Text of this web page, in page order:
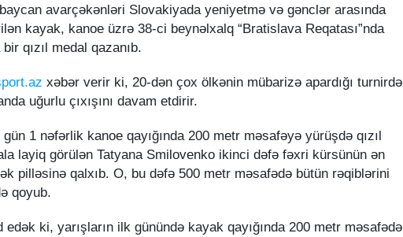
avarçəkənləri Slovakiyada yeniyetmə və gənclər arasında
kayak, kanoe üzrə 38-ci beynəlxalq “Bratislava Reqatası”nda
qızıl medal qazanıb.
xəbər verir ki, 20-dən çox ölkənin mübarizə apardığı turnirdə
uğurlu çıxışını davam etdirir.
1 nəfərlik kanoe qayığında 200 metr məsafəyə yürüşdə qızıl
layiq görülən Tatyana Smilovenko ikinci dəfə fəxri kürsünün ən
pilləsinə qalxıb. O, bu dəfə 500 metr məsafədə bütün rəqiblərini
qoyub.
edək ki, yarışların ilk günündə kayak qayığında 200 metr məsafədə